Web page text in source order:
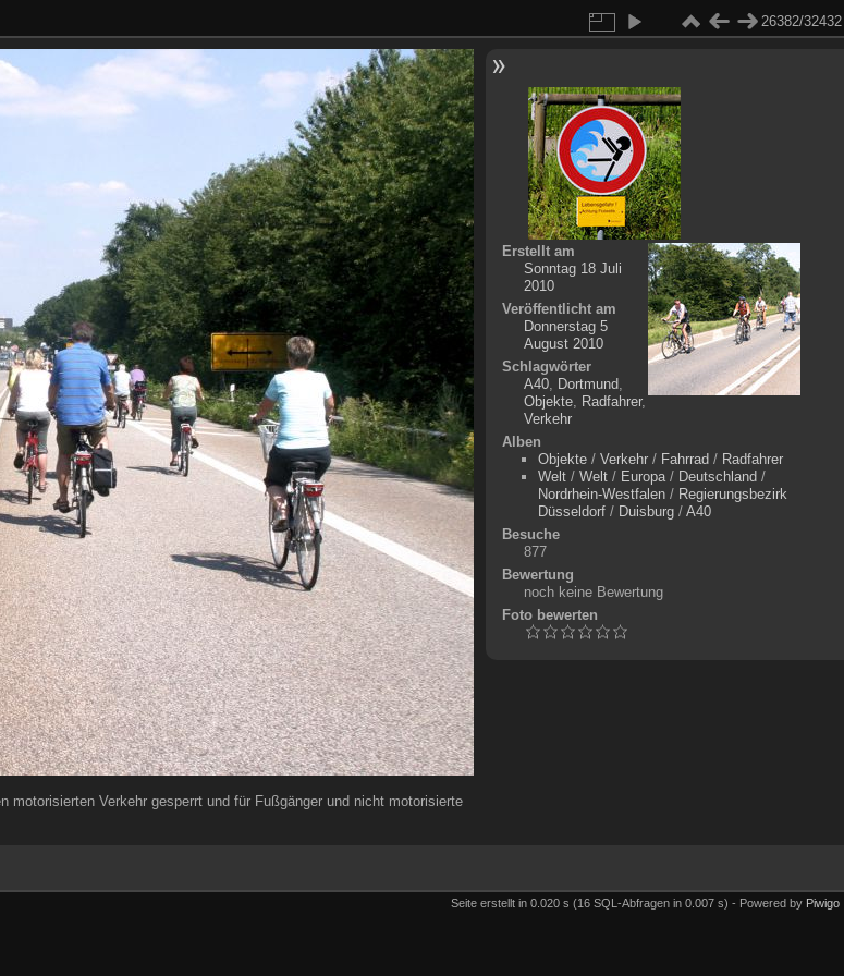
26382/32432
Verkehr gesperrt und für Fußgänger und nicht motorisierte
Erstellt am
Sonntag 18 Juli
2010
Veröffentlicht am
Donnerstag 5
August 2010
Schlagwörter
A40, Dortmund,
Objekte, Radfahrer,
Verkehr
Alben
Objekte/ Verkehr/ Fahrrad / Radfahrer
Welt/ Welt/ Europa/ Deutschland /
Nordrhein-Westfalen/ Regierungsbezirk
Düsseldorf/ Duisburg/ A40
Besuche
877
Bewertung
noch keine Bewertung
Foto bewerten
Seite erstellt in 0.020 s (16 SQL-Abfragen in 0.007 s) - Powered by Piwigo